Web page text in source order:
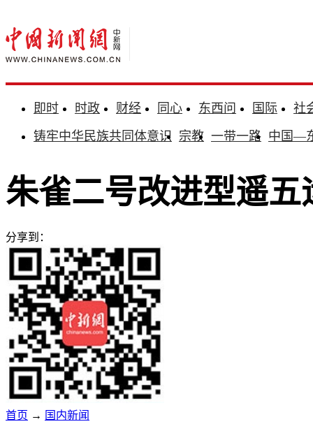
即时 时政 财经 同心 东西问 国际
社
铸牢中华民族共同体意识 宗教 一带一路 中国—
朱雀二号改进型遥
分享到：
首页 → 国内新闻